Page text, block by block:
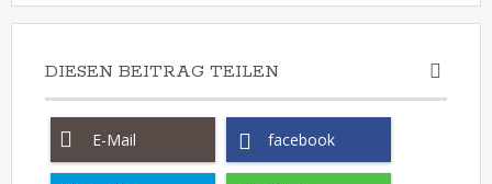
DIESEN BEITRAG TEILEN
E-Mail facebook